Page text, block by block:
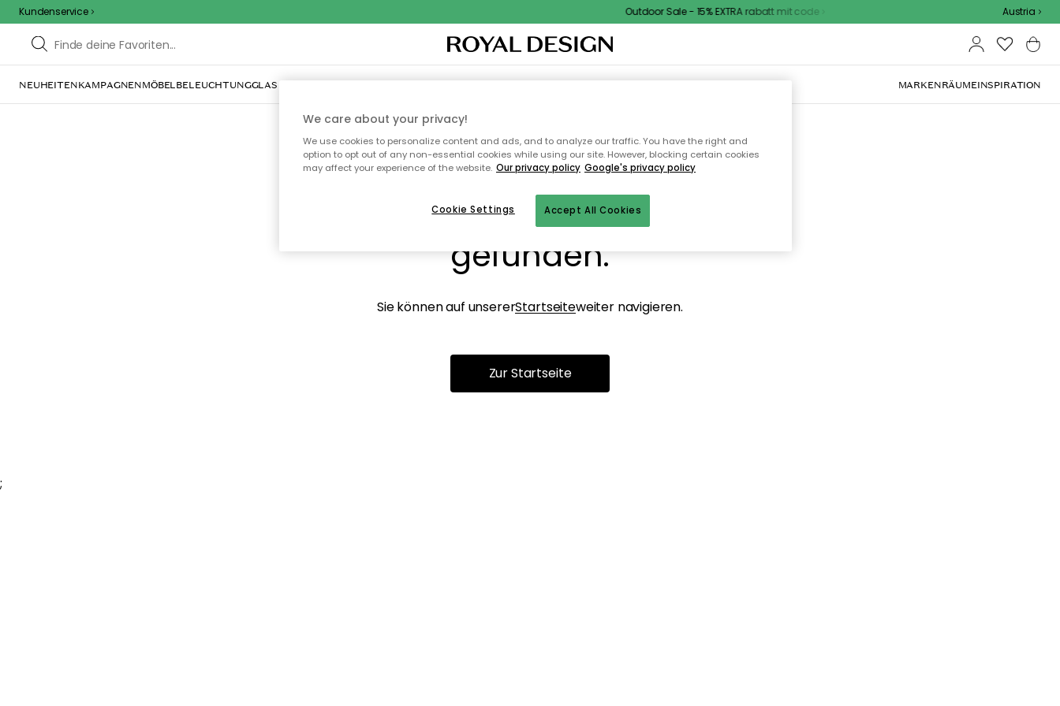
Kundenservice Outdoor Sale - 15% EXTRA rabatt mit code Austria
NEUHEITENKAMPAGNENMÖBELBELEUCHTUNGGLAS & GESCHIRRINNENEINRICHTUNGTEXTILIEN & TEPPICHEKÜCHEAUFBEWAHRUNGOUTDOOR-MÖBEL MARKENRÄUMEINSPIRATION
Ooops, die Seite wurde nicht
gefunden.
Sie können auf unsererStartseiteweiter navigieren.
Zur Startseite
;
We care about your privacy!
We use cookies to personalize content and ads, and to analyze our traffic. You have the right and
option to opt out of any non-essential cookies while using our site. However, blocking certain cookies
may affect your experience of the website. Our privacy policy Google's privacy policy
Accept All Cookies
Cookie Settings